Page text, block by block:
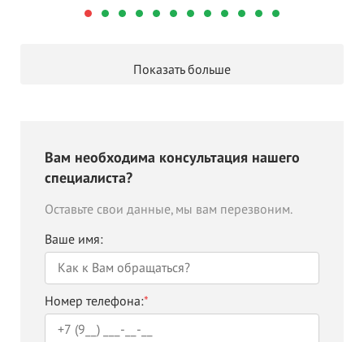
Показать больше
Вам необходима консультация нашего
специалиста?
Оставьте свои данные, мы вам перезвоним.
Ваше имя:
Номер телефона:*